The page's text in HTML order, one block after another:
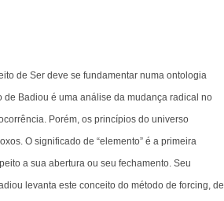
de Ser deve se fundamentar numa ontologia
Badiou é uma análise da mudança radical no
Porém, os princípios do universo
O significado de “elemento” é a primeira
a sua abertura ou seu fechamento. Seu
levanta este conceito do método de forcing, de